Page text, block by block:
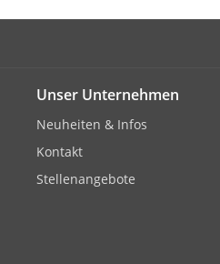
Unser Unternehmen
Neuheiten & Infos
Kontakt
Stellenangebote